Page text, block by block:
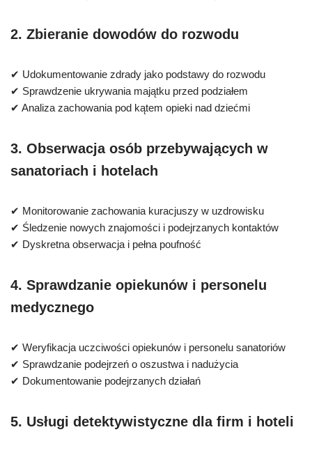
2. Zbieranie dowodów do rozwodu
✔ Udokumentowanie zdrady jako podstawy do rozwodu
✔ Sprawdzenie ukrywania majątku przed podziałem
✔ Analiza zachowania pod kątem opieki nad dziećmi
3. Obserwacja osób przebywających w
sanatoriach i hotelach
✔ Monitorowanie zachowania kuracjuszy w uzdrowisku
✔ Śledzenie nowych znajomości i podejrzanych kontaktów
✔ Dyskretna obserwacja i pełna poufność
4. Sprawdzanie opiekunów i personelu
medycznego
✔ Weryfikacja uczciwości opiekunów i personelu sanatoriów
✔ Sprawdzanie podejrzeń o oszustwa i nadużycia
✔ Dokumentowanie podejrzanych działań
5. Usługi detektywistyczne dla firm i hoteli